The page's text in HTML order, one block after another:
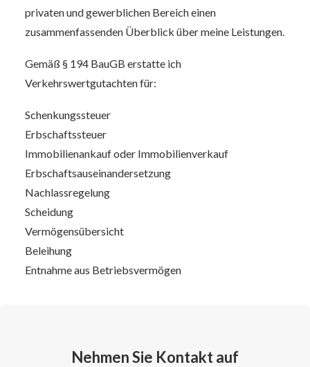
privaten und gewerblichen Bereich einen
zusammenfassenden Überblick über meine Leistungen.
Gemäß § 194 BauGB erstatte ich
Verkehrswertgutachten für:
Schenkungssteuer
Erbschaftssteuer
Immobilienankauf oder Immobilienverkauf
Erbschaftsauseinandersetzung
Nachlassregelung
Scheidung
Vermögensübersicht
Beleihung
Entnahme aus Betriebsvermögen
Nehmen Sie Kontakt auf